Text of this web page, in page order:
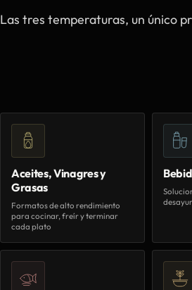
Las tres temperaturas, un único
Aceites, Vinagres y
Grasas
Formatos de alto rendimiento
para cocinar, freír y terminar
cada plato